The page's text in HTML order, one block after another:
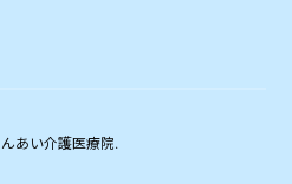
あい介護医療院.